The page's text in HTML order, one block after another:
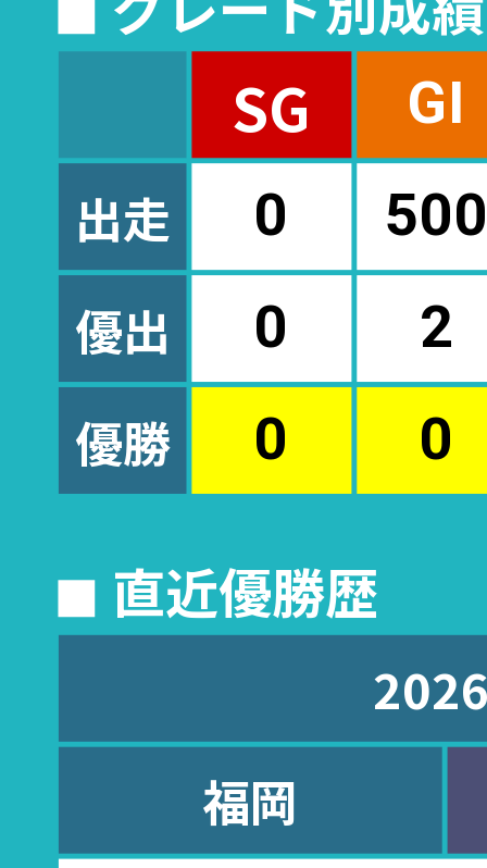
SG GI
出走 0
優出 0 2
優勝 0 0
◼︎ 直近優勝歴
福岡